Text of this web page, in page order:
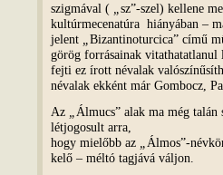
szigmával (
„sz”-szel) kellene
kultúrmecenatúra hiányában –
jelent
„Bizantinoturcica” című
görög forrásainak
fejti ez írott névalak
névalak ekként már Gombocz,
Az
Álmucs” alak ma még
létjogosult arra,
hogy mielőbb az
Álmos”-
kelő – méltó tagjává váljon.